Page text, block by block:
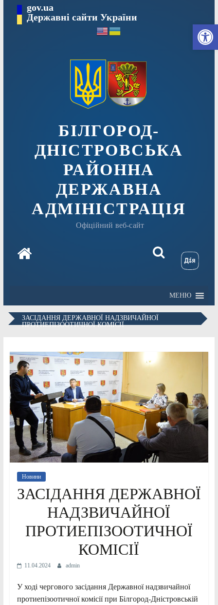
вмісту
gov.ua
Державні сайти України
БІЛГОРОД-
ДНІСТРОВСЬКА
РАЙОННА
ДЕРЖАВНА
АДМІНІСТРАЦІЯ
Офіційний веб-сайт
МЕНЮ
ЗАСІДАННЯ ДЕРЖАВНОЇ НАДЗВИЧАЙНОЇ
ПРОТИЕПІЗООТИЧНОЇ КОМІСІЇ
Новини
ЗАСІДАННЯ ДЕРЖАВНОЇ
НАДЗВИЧАЙНОЇ
ПРОТИЕПІЗООТИЧНОЇ
КОМІСІЇ
11.04.2024 admin
У ході чергового засідання Державної надзвичайної
протиепізоотичної комісії при Білгород-Дністровській